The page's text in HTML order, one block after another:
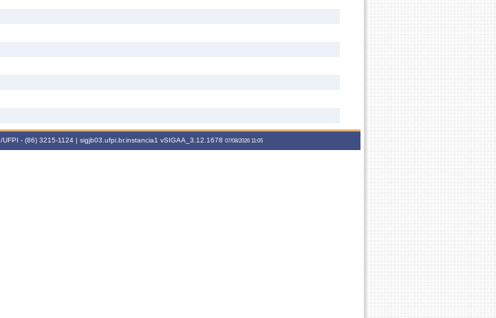
- (86) 3215-1124 | sigjb03.ufpi.br.instancia1 vSIGAA_3.12.1678 07/08/2026 11:05